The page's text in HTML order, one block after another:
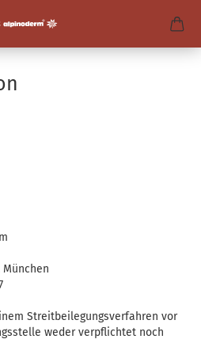
Streitbeilegungsverfahren vor
weder verpflichtet noch